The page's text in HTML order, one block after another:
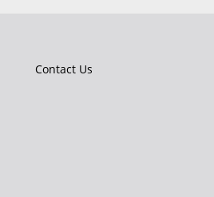
Contact Us